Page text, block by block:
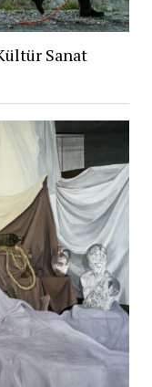
Sanat